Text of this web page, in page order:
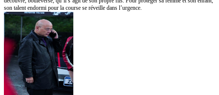
son talent endormi pour la course se réveille dans l’urgence.